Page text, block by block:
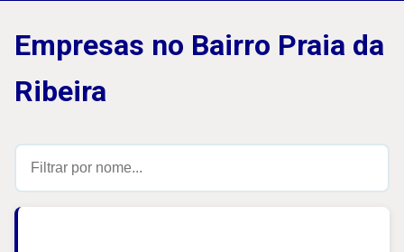
Empresas no Bairro Praia da
Ribeira